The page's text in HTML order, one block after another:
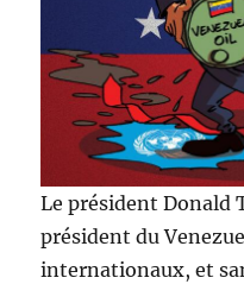
Le président Donald
président du
internationaux, et